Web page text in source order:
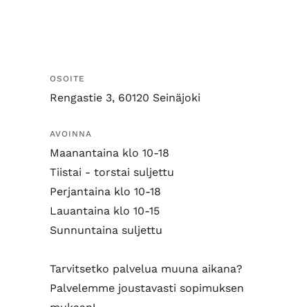
OSOITE
Rengastie 3, 60120 Seinäjoki
AVOINNA
Maanantaina klo 10-18
Tiistai - torstai suljettu
Perjantaina klo 10-18
Lauantaina klo 10-15
Sunnuntaina suljettu
Tarvitsetko palvelua muuna aikana?
Palvelemme joustavasti sopimuksen